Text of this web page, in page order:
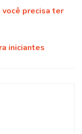
você precisa ter
iniciantes